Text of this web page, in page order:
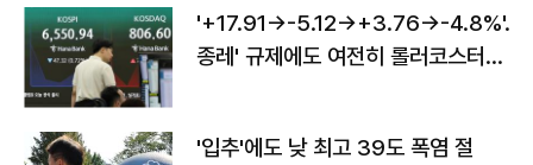
'+17.91→-5.12→+3.76→-4.8%'…'
종레' 규제에도 여전히 롤러코스터
'입추'에도 낮 최고 39도 폭염 절